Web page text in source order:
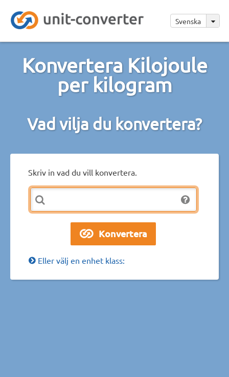
Svenska
Konvertera Kilojoule
per kilogram
Vad vilja du konvertera?
Skriv in vad du vill konvertera.
Eller välj en enhet klass: